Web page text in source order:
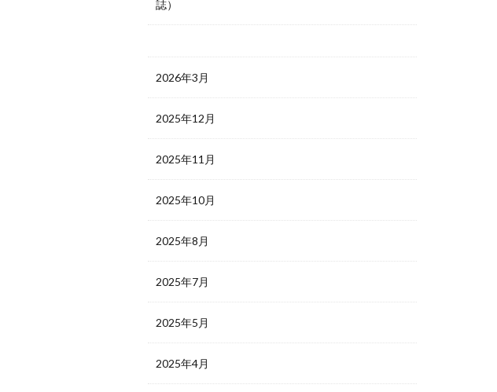
誌）
2026年3月
2025年12月
2025年11月
2025年10月
2025年8月
2025年7月
2025年5月
2025年4月